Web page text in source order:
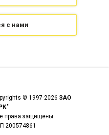
с нами
© 1997-2026 ЗАО
права защищены
200574861